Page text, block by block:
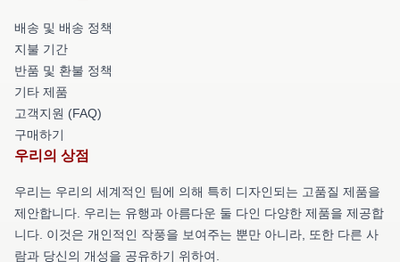
배송 및 배송 정책
지불 기간
반품 및 환불 정책
기타 제품
고객지원 (FAQ)
구매하기
우리의 상점
우리는 우리의 세계적인 팀에 의해 특히 디자인되는 고품질 제품을
제안합니다. 우리는 유행과 아름다운 둘 다인 다양한 제품을 제공합
니다. 이것은 개인적인 작풍을 보여주는 뿐만 아니라, 또한 다른 사
람과 당신의 개성을 공유하기 위하여.